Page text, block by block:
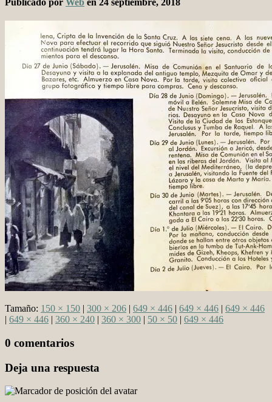
Tamaño: 150 × 150 | 300 × 206 | 649 × 446 | 649 × 446 | 649 × 446
| 649 × 446 | 360 × 240 | 360 × 300 | 50 × 50 | 649 × 446
0 comentarios
Deja una respuesta